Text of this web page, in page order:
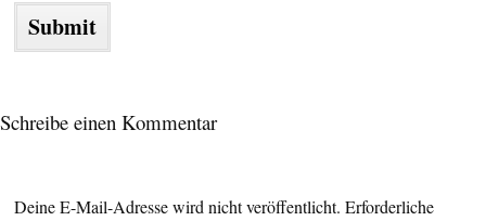
Schreibe einen Kommentar
Deine E-Mail-Adresse wird nicht veröffentlicht. Erforderliche